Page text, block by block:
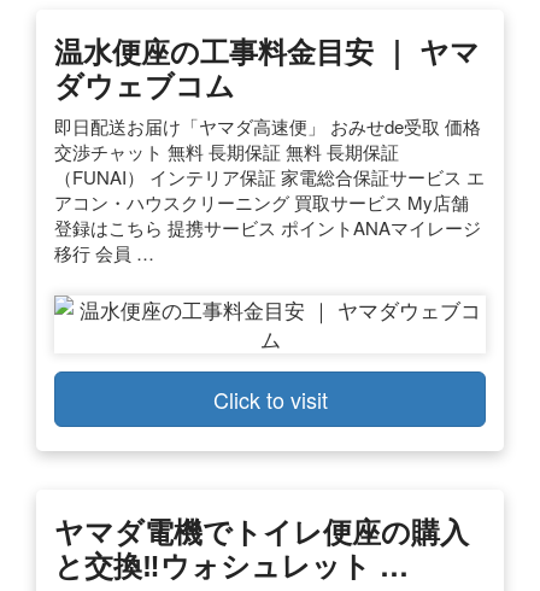
温水便座の工事料金目安 ｜ ヤマ
ダウェブコム
即日配送お届け「ヤマダ高速便」 おみせde受取 価格
交渉チャット 無料 長期保証 無料 長期保証
（FUNAI） インテリア保証 家電総合保証サービス エ
アコン・ハウスクリーニング 買取サービス My店舗
登録はこちら 提携サービス ポイントANAマイレージ
移行 会員 …
Click to visit
ヤマダ電機でトイレ便座の購入
と交換‼︎ウォシュレット …